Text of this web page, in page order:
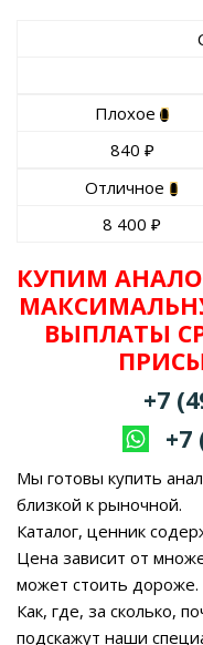
Плохое
840 ₽
Отличное
8 400 ₽
КУПИМ
ВЫПЛАТЫ
+7
+7
Мы готовы купить
близкой к рыночной.
Каталог, ценник
Цена зависит от
может стоить дороже.
Как, где, за сколько,
подскажут наши